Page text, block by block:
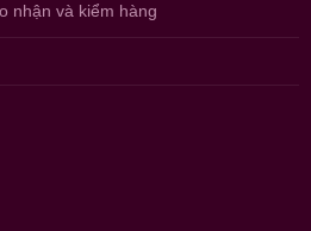
nhận và kiểm hàng